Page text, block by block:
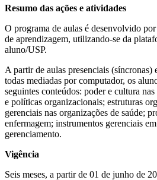
Resumo das ações e atividades
O programa de aulas é desenvolvido
de aprendizagem, utilizando-se da
aluno/USP.
A partir de aulas presenciais (síncronas)
todas mediadas por computador, os
seguintes conteúdos: poder e cultura
e políticas organizacionais; estruturas
gerenciais nas organizações de saúde;
enfermagem; instrumentos gerenciais
gerenciamento.
Vigência
Seis meses, a partir de 01 de junho de